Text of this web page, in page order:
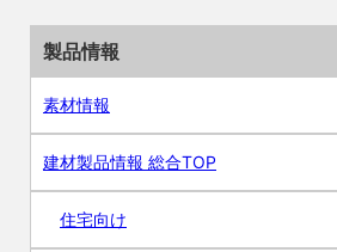
製品情報
素材情報
建材製品情報 総合TOP
住宅向け